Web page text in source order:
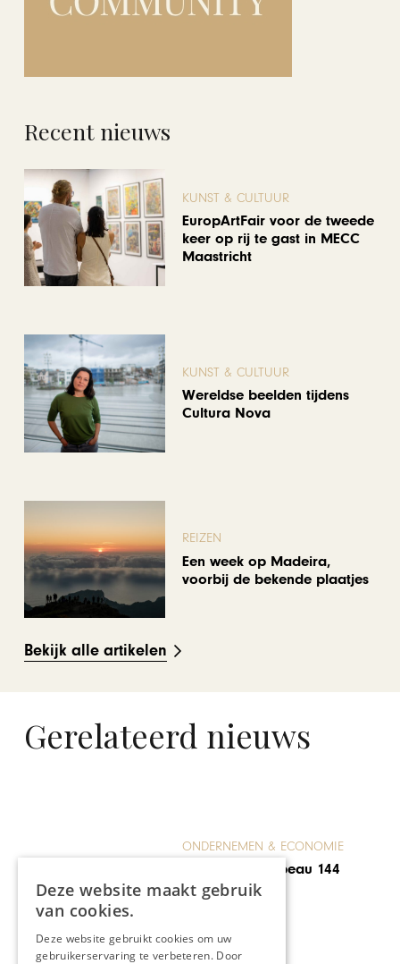
Recent nieuws
KUNST & CULTUUR
EuropArtFair voor de tweede
keer op rij te gast in MECC
Maastricht
KUNST & CULTUUR
Wereldse beelden tijdens
Cultura Nova
REIZEN
Een week op Madeira,
voorbij de bekende plaatjes
Bekijk alle artikelen
Gerelateerd nieuws
ONDERNEMEN & ECONOMIE
Lancering Chapeau 144
Deze website maakt gebruik
van cookies.
Deze website gebruikt cookies om uw
gebruikerservaring te verbeteren. Door